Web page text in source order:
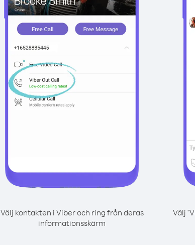
Välj kontakten i Viber och ring från deras
informationsskärm
Välj